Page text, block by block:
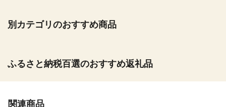
別カテゴリのおすすめ商品
ふるさと納税百選のおすすめ返礼品
関連商品